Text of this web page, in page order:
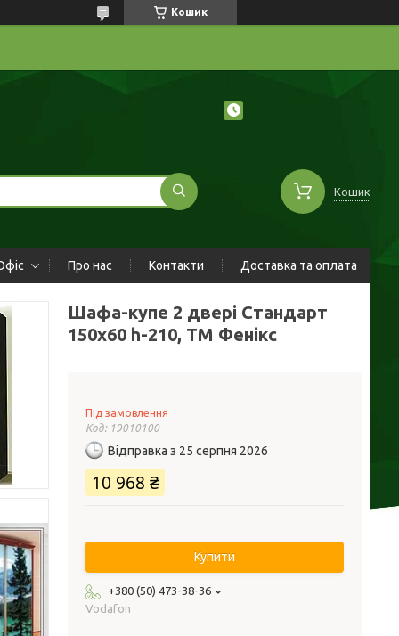
Кошик
Кошик
Про нас Контакти Доставка та оплата
Шафа-купе 2 двері Стандарт
150х60 h-210, ТМ Фенікс
Під замовлення
Код: 19010100
Відправка з 25 серпня 2026
10 968 ₴
Купити
+380 (50) 473-38-36
Vodafon